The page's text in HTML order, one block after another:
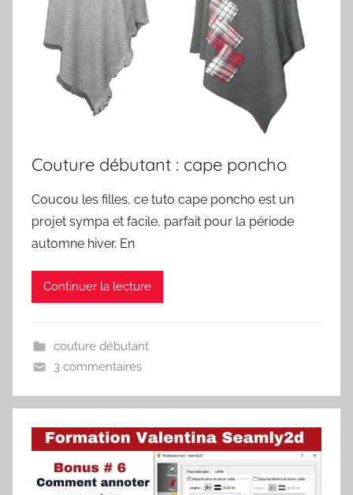
Couture débutant : cape poncho
Coucou les filles, ce tuto cape poncho est un
projet sympa et facile, parfait pour la période
automne hiver. En
Continuer la lecture
couture débutant
3 commentaires